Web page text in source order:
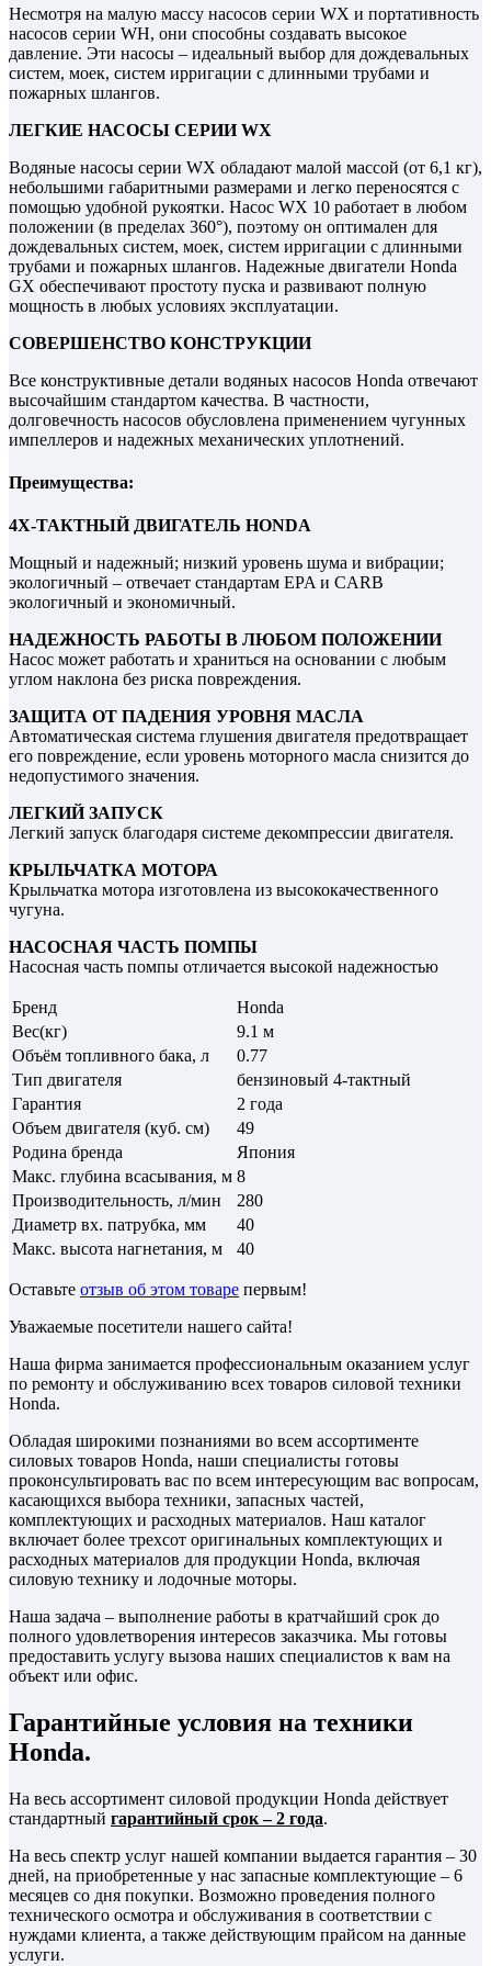
Несмотря на малую массу насосов серии WX и портативность
насосов серии WH, они способны создавать высокое
давление. Эти насосы – идеальный выбор для дождевальных
систем, моек, систем ирригации с длинными трубами и
пожарных шлангов.
ЛЕГКИЕ НАСОСЫ СЕРИИ WX
Водяные насосы серии WX обладают малой массой (от 6,1 кг),
небольшими габаритными размерами и легко переносятся с
помощью удобной рукоятки. Насос WX 10 работает в любом
положении (в пределах 360°), поэтому он оптимален для
дождевальных систем, моек, систем ирригации с длинными
трубами и пожарных шлангов. Надежные двигатели Honda
GX обеспечивают простоту пуска и развивают полную
мощность в любых условиях эксплуатации.
СОВЕРШЕНСТВО КОНСТРУКЦИИ
Все конструктивные детали водяных насосов Honda отвечают
высочайшим стандартом качества. В частности,
долговечность насосов обусловлена применением чугунных
импеллеров и надежных механических уплотнений.
Преимущества:
4Х-ТАКТНЫЙ ДВИГАТЕЛЬ HONDA
Мощный и надежный; низкий уровень шума и вибрации;
экологичный – отвечает стандартам EPA и CARB
экологичный и экономичный.
НАДЕЖНОСТЬ РАБОТЫ В ЛЮБОМ ПОЛОЖЕНИИ
Насос может работать и храниться на основании с любым
углом наклона без риска повреждения.
ЗАЩИТА ОТ ПАДЕНИЯ УРОВНЯ МАСЛА
Автоматическая система глушения двигателя предотвращает
его повреждение, если уровень моторного масла снизится до
недопустимого значения.
ЛЕГКИЙ ЗАПУСК
Легкий запуск благодаря системе декомпрессии двигателя.
КРЫЛЬЧАТКА МОТОРА
Крыльчатка мотора изготовлена из высококачественного
чугуна.
НАСОСНАЯ ЧАСТЬ ПОМПЫ
Насосная часть помпы отличается высокой надежностью
Бренд
Honda
Вес(кг)
9.1 м
Объём топливного бака, л
0.77
Тип двигателя
бензиновый 4-тактный
Гарантия
2 года
Объем двигателя (куб. см)
49
Родина бренда
Япония
Макс. глубина всасывания, м 8
Производительность, л/мин
280
Диаметр вх. патрубка, мм
40
Макс. высота нагнетания, м
40
Оставьте отзыв об этом товаре первым!
Уважаемые посетители нашего сайта!
Наша фирма занимается профессиональным оказанием услуг
по ремонту и обслуживанию всех товаров силовой техники
Honda.
Обладая широкими познаниями во всем ассортименте
силовых товаров Honda, наши специалисты готовы
проконсультировать вас по всем интересующим вас вопросам,
касающихся выбора техники, запасных частей,
комплектующих и расходных материалов. Наш каталог
включает более трехсот оригинальных комплектующих и
расходных материалов для продукции Honda, включая
силовую технику и лодочные моторы.
Наша задача – выполнение работы в кратчайший срок до
полного удовлетворения интересов заказчика. Мы готовы
предоставить услугу вызова наших специалистов к вам на
объект или офис.
Гарантийные условия на техники
Honda.
На весь ассортимент силовой продукции Honda действует
стандартный гарантийный срок – 2 года.
На весь спектр услуг нашей компании выдается гарантия – 30
дней, на приобретенные у нас запасные комплектующие – 6
месяцев со дня покупки. Возможно проведения полного
технического осмотра и обслуживания в соответствии с
нуждами клиента, а также действующим прайсом на данные
услуги.